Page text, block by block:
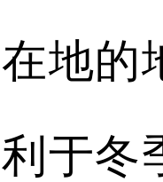
在地的
利于冬